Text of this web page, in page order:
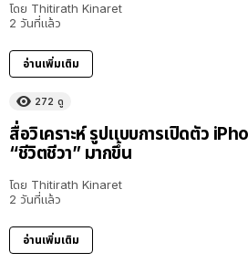
โดย Thitirath Kinaret
2 วันที่แล้ว
อ่านเพิ่มเติม
272 ดู
สื่อวิเคราะห์ รูปแบบการเปิดตัว
“ชีวิตชีวา” มากขึ้น
โดย Thitirath Kinaret
2 วันที่แล้ว
อ่านเพิ่มเติม